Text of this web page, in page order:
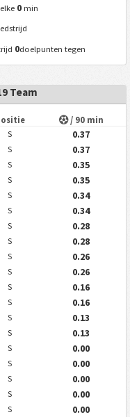
0 min
0doelpunten tegen
Team
/ 90 min
S
0.37
S
0.37
S
0.35
S
0.35
S
0.34
S
0.34
S
0.28
S
0.28
S
0.26
S
0.26
S
0.16
S
0.16
S
0.13
S
0.13
S
0.00
S
0.00
S
0.00
S
0.00
S
0.00